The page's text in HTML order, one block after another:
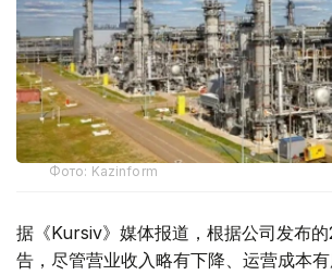
Фото: Kazinform
据《Kursiv》媒体报道，根据公司发布
告，尽管营业收入略有下降、运营成本